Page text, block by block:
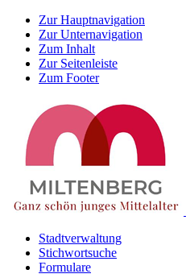
Zur Hauptnavigation
Zur Unternavigation
Zum Inhalt
Zur Seitenleiste
Zum Footer
Stadtverwaltung
Stichwortsuche
Formulare